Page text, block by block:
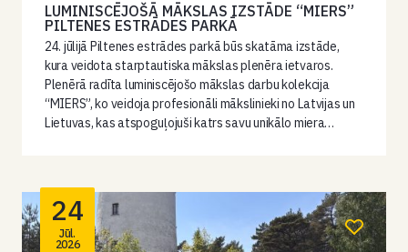
LUMINISCĒJOŠĀ MĀKSLAS IZSTĀDE “MIERS”
PILTENES ESTRĀDES PARKĀ
24. jūlijā Piltenes estrādes parkā būs skatāma izstāde,
kura veidota starptautiska mākslas plenēra ietvaros.
Plenērā radīta luminiscējošo mākslas darbu kolekcija
“MIERS”, ko veidoja profesionāli mākslinieki no Latvijas un
Lietuvas, kas atspoguļojuši katrs savu unikālo miera…
24
Jūl.
2026